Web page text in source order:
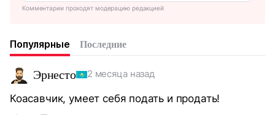
Комментарии проходят модерацию редакцией
Популярные Последние
Эрнесто 2 месяца назад
Коасавчик, умеет себя подать и продать!